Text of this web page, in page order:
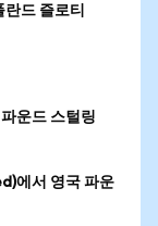
드 즐로티
운드 스털링
에서 영국 파운